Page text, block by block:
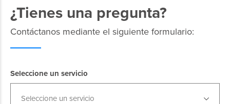
¿Tienes una pregunta?
Contáctanos mediante el siguiente formulario:
Seleccione un servicio
Seleccione un servicio